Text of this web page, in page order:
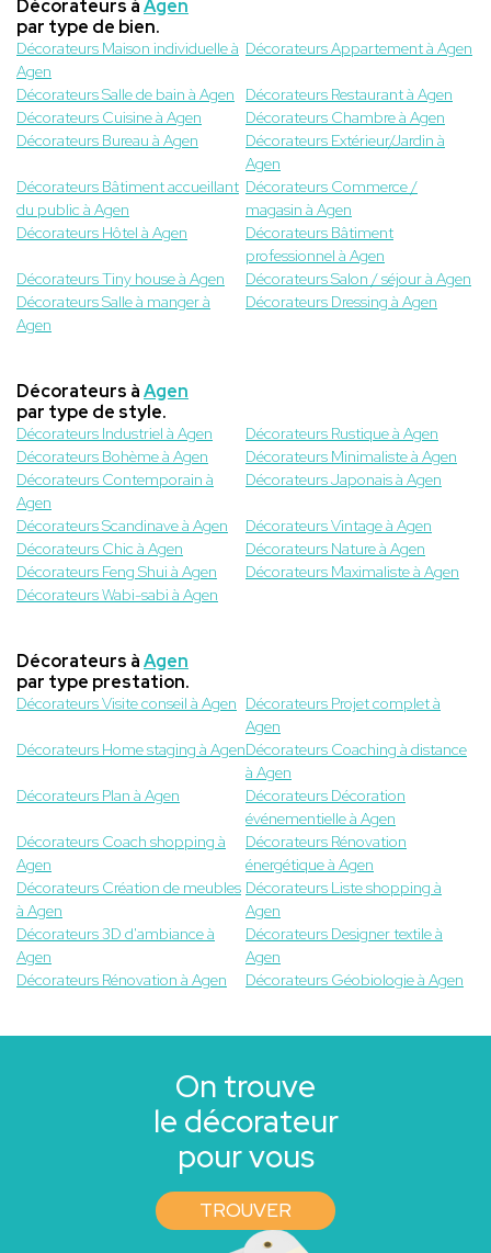
Décorateurs àAgen
par type de bien.
Décorateurs Maison individuelle à
Agen
Décorateurs Appartement à Agen
Décorateurs Salle de bain à Agen
Décorateurs Restaurant à Agen
Décorateurs Cuisine à Agen
Décorateurs Chambre à Agen
Décorateurs Bureau à Agen
Décorateurs Extérieur/Jardin à
Agen
Décorateurs Bâtiment accueillant
du public à Agen
Décorateurs Commerce /
magasin à Agen
Décorateurs Hôtel à Agen
Décorateurs Bâtiment
professionnel à Agen
Décorateurs Tiny house à Agen
Décorateurs Salon / séjour à Agen
Décorateurs Salle à manger à
Agen
Décorateurs Dressing à Agen
Décorateurs àAgen
par type de style.
Décorateurs Industriel à Agen
Décorateurs Rustique à Agen
Décorateurs Bohème à Agen
Décorateurs Minimaliste à Agen
Décorateurs Contemporain à
Agen
Décorateurs Japonais à Agen
Décorateurs Scandinave à Agen
Décorateurs Vintage à Agen
Décorateurs Chic à Agen
Décorateurs Nature à Agen
Décorateurs Feng Shui à Agen
Décorateurs Maximaliste à Agen
Décorateurs Wabi-sabi à Agen
Décorateurs àAgen
par type prestation.
Décorateurs Visite conseil à Agen Décorateurs Projet complet à
Agen
Décorateurs Home staging à AgenDécorateurs Coaching à distance
à Agen
Décorateurs Plan à Agen
Décorateurs Décoration
événementielle à Agen
Décorateurs Coach shopping à
Agen
Décorateurs Rénovation
énergétique à Agen
Décorateurs Création de meubles
à Agen
Décorateurs Liste shopping à
Agen
Décorateurs 3D d'ambiance à
Agen
Décorateurs Designer textile à
Agen
Décorateurs Rénovation à Agen
Décorateurs Géobiologie à Agen
On trouve
le décorateur
pour vous
TROUVER